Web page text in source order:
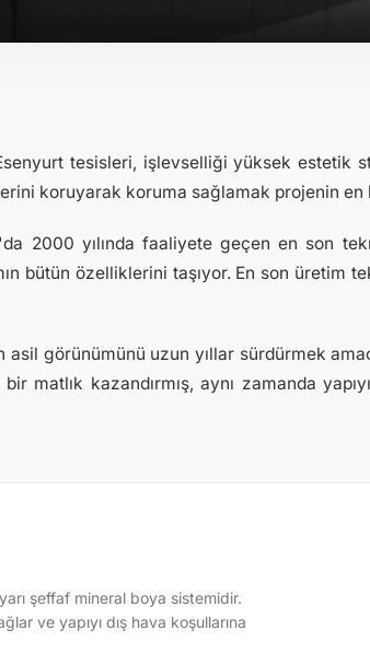
tesisleri, işlevselliği yüksek estetik
koruyarak koruma sağlamak projenin
2000 yılında faaliyete geçen en son
bütün özelliklerini taşıyor. En son üretim
asil görünümünü uzun yıllar sürdürmek
kazandırmış, aynı zamanda
şeffaf mineral boya sistemidir.
ve yapıyı dış hava koşullarına